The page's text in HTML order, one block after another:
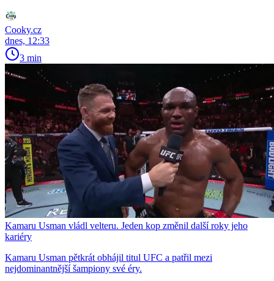
Cooky.cz
dnes, 12:33
3 min
Kamaru Usman vládl velteru. Jeden kop změnil další roky jeho
kariéry
Kamaru Usman pětkrát obhájil titul UFC a patřil mezi
nejdominantnější šampiony své éry.